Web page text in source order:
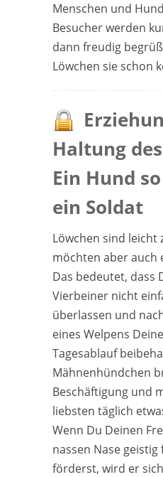
Menschen und
Besucher werden
dann freudig
Löwchen sie schon
Haltung
Ein Hund
ein Soldat
Löwchen sind leicht
möchten aber auch
Das bedeutet, dass
Vierbeiner nicht
überlassen und
eines Welpens
Tagesablauf
Mähnenhündchen
Beschäftigung und
liebsten täglich
Wenn Du Deinen
nassen Nase
förderst, wird er